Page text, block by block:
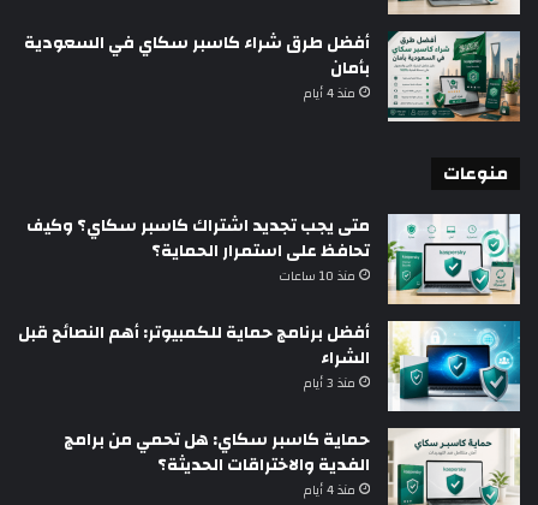
أفضل طرق شراء كاسبر سكاي في السعودية
بأمان
منذ 4 أيام
منوعات
متى يجب تجديد اشتراك كاسبر سكاي؟ وكيف
تحافظ على استمرار الحماية؟
منذ 10 ساعات
أفضل برنامج حماية للكمبيوتر: أهم النصائح قبل
الشراء
منذ 3 أيام
حماية كاسبر سكاي: هل تحمي من برامج
الفدية والاختراقات الحديثة؟
منذ 4 أيام